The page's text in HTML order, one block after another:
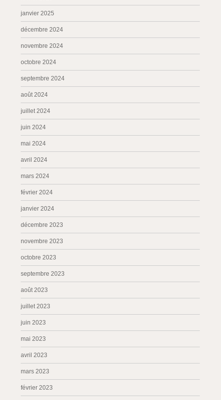
janvier 2025
décembre 2024
novembre 2024
octobre 2024
septembre 2024
août 2024
juillet 2024
juin 2024
mai 2024
avril 2024
mars 2024
février 2024
janvier 2024
décembre 2023
novembre 2023
octobre 2023
septembre 2023
août 2023
juillet 2023
juin 2023
mai 2023
avril 2023
mars 2023
février 2023